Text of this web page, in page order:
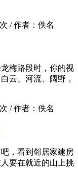
/作者： 佚名
梅路段时，你的视
云、河流、阔野，
/作者： 佚名
，看到邻居家建房
要在就近的山上挑